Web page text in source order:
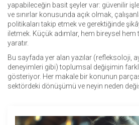
yapabileceğin basit şeyler var: güvenilir
ve sınırlar konusunda açık olmak,
politikaları takip etmek ve gerektiğinde
iletmek. Küçük adımlar, hem bireysel
yaratır.
Bu sayfada yer alan yazılar (refleksoloji,
deneyimleri gibi) toplumsal değişimin farklı
gösteriyor. Her makale bir konunun
sektördeki dönüşümü ve neyin neden